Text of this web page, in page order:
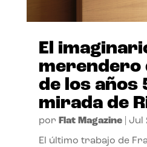
El
merendero
de los años
mirada de
por Flat Magazine| Jul
El último trabajo de